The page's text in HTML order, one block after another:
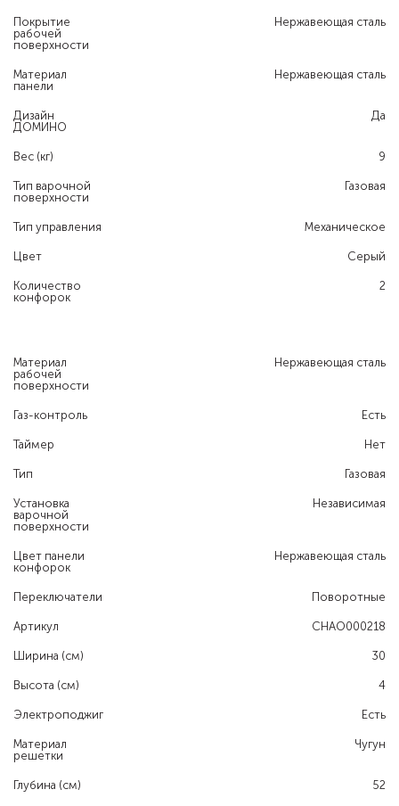
Покрытие
рабочей
поверхности
Нержавеющая сталь
Материал
панели
Нержавеющая сталь
Дизайн
ДОМИНО
Да
Вес (кг) 9
Тип варочной
поверхности
Газовая
Тип управления Механическое
Цвет Серый
Количество
конфорок
2
Материал
рабочей
поверхности
Нержавеющая сталь
Газ-контроль Есть
Таймер Нет
Тип Газовая
Установка
варочной
поверхности
Независимая
Цвет панели
конфорок
Нержавеющая сталь
Переключатели Поворотные
Артикул CHAO000218
Ширина (см) 30
Высота (см) 4
Электроподжиг Есть
Материал
решетки
Чугун
Глубина (см) 52